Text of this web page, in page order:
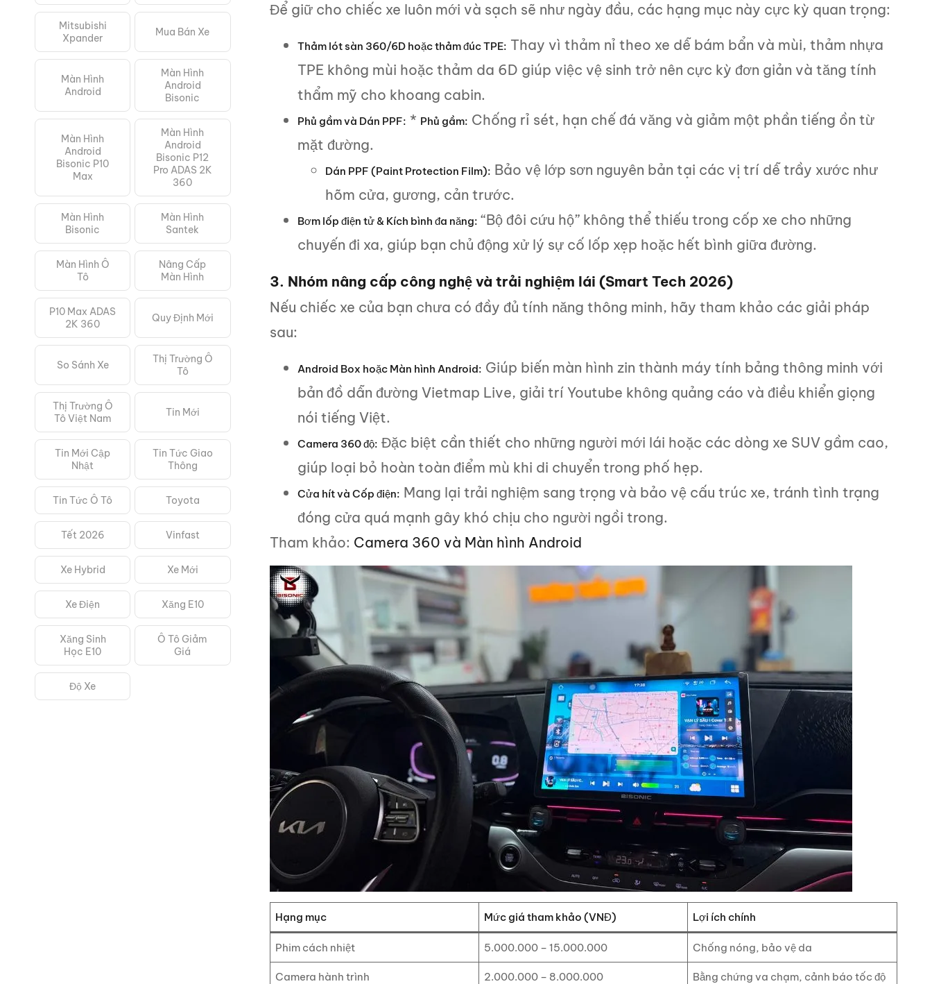
Mitsubishi
Xpander
Mua Bán Xe
Màn Hình
Android
Màn Hình
Android
Bisonic
Màn Hình
Android
Bisonic P10
Max
Màn Hình
Android
Bisonic P12
Pro ADAS 2K
360
Màn Hình
Bisonic
Màn Hình
Santek
Màn Hình Ô
Tô
Nâng Cấp
Màn Hình
P10 Max ADAS
2K 360
Quy Định Mới
So Sánh Xe
Thị Trường Ô
Tô
Thị Trường Ô
Tô Việt Nam
Tin Mới
Tin Mới Cập
Nhật
Tin Tức Giao
Thông
Tin Tức Ô Tô Toyota
Tết 2026 Vinfast
Xe Hybrid Xe Mới
Xe Điện Xăng E10
Xăng Sinh
Học E10
Ô Tô Giảm
Giá
Độ Xe
Để giữ cho chiếc xe luôn mới và sạch sẽ như ngày đầu, các hạng mục này cực kỳ quan trọng:
Thảm lót sàn 360/6D hoặc thảm đúc TPE: Thay vì thảm nỉ theo xe dễ bám bẩn và mùi, thảm nhựa
TPE không mùi hoặc thảm da 6D giúp việc vệ sinh trở nên cực kỳ đơn giản và tăng tính
thẩm mỹ cho khoang cabin.
Phủ gầm và Dán PPF: * Phủ gầm: Chống rỉ sét, hạn chế đá văng và giảm một phần tiếng ồn từ
mặt đường.
Dán PPF (Paint Protection Film): Bảo vệ lớp sơn nguyên bản tại các vị trí dễ trầy xước như
hõm cửa, gương, cản trước.
Bơm lốp điện tử & Kích bình đa năng: “Bộ đôi cứu hộ” không thể thiếu trong cốp xe cho những
chuyến đi xa, giúp bạn chủ động xử lý sự cố lốp xẹp hoặc hết bình giữa đường.
3. Nhóm nâng cấp công nghệ và trải nghiệm lái (Smart Tech 2026)
Nếu chiếc xe của bạn chưa có đầy đủ tính năng thông minh, hãy tham khảo các giải pháp
sau:
Android Box hoặc Màn hình Android: Giúp biến màn hình zin thành máy tính bảng thông minh với
bản đồ dẫn đường Vietmap Live, giải trí Youtube không quảng cáo và điều khiển giọng
nói tiếng Việt.
Camera 360 độ: Đặc biệt cần thiết cho những người mới lái hoặc các dòng xe SUV gầm cao,
giúp loại bỏ hoàn toàn điểm mù khi di chuyển trong phố hẹp.
Cửa hít và Cốp điện: Mang lại trải nghiệm sang trọng và bảo vệ cấu trúc xe, tránh tình trạng
đóng cửa quá mạnh gây khó chịu cho người ngồi trong.
Tham khảo: Camera 360 và Màn hình Android
Hạng mục Mức giá tham khảo (VNĐ) Lợi ích chính
Phim cách nhiệt 5.000.000 – 15.000.000 Chống nóng, bảo vệ da
Camera hành trình 2.000.000 – 8.000.000 Bằng chứng va chạm, cảnh báo tốc độ